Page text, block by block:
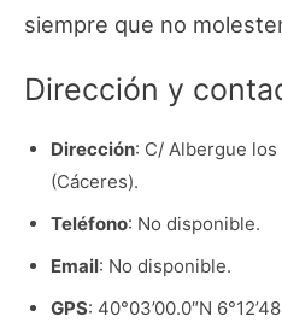
siempre que no
Dirección y
Dirección: C/ Albergue
(Cáceres).
Teléfono: No disponible.
Email: No disponible.
GPS: 40°03’00.0″N